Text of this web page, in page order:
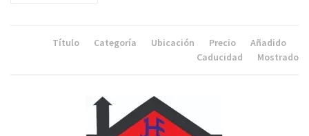
Título Categoría Ubicación Precio
Añadido
Caducidad
Mostrado